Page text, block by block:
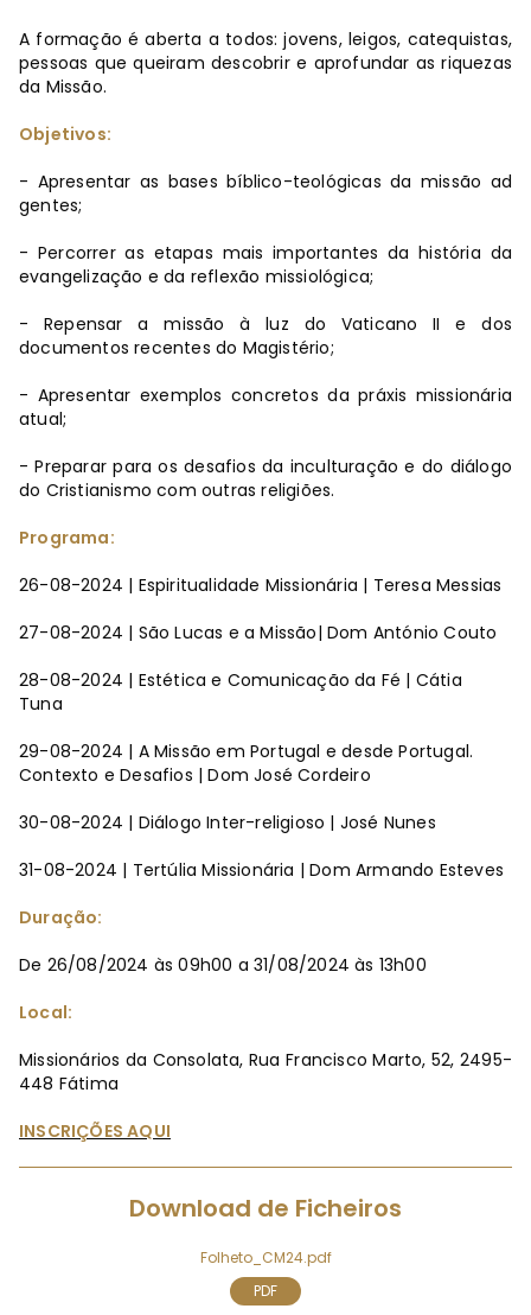
A formação é aberta a todos: jovens, leigos, catequistas,
pessoas que queiram descobrir e aprofundar as riquezas
da Missão.
Objetivos:
- Apresentar as bases bíblico-teológicas da missão ad
gentes;
- Percorrer as etapas mais importantes da história da
evangelização e da reflexão missiológica;
- Repensar a missão à luz do Vaticano II e dos
documentos recentes do Magistério;
- Apresentar exemplos concretos da práxis missionária
atual;
- Preparar para os desafios da inculturação e do diálogo
do Cristianismo com outras religiões.
Programa:
26-08-2024 | Espiritualidade Missionária | Teresa Messias
27-08-2024 | São Lucas e a Missão| Dom António Couto
28-08-2024 | Estética e Comunicação da Fé | Cátia
Tuna
29-08-2024 | A Missão em Portugal e desde Portugal.
Contexto e Desafios | Dom José Cordeiro
30-08-2024 | Diálogo Inter-religioso | José Nunes
31-08-2024 | Tertúlia Missionária | Dom Armando Esteves
Duração:
De 26/08/2024 às 09h00 a 31/08/2024 às 13h00
Local:
Missionários da Consolata, Rua Francisco Marto, 52, 2495-
448 Fátima
INSCRIÇÕES AQUI
Download de Ficheiros
Folheto_CM24.pdf
PDF